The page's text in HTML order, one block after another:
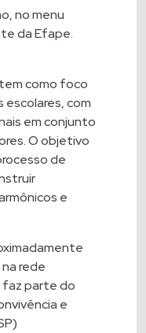
no menu
daEfape.
como foco
escolares, com
em conjunto
O objetivo
de
e
rede
faz parte do
e